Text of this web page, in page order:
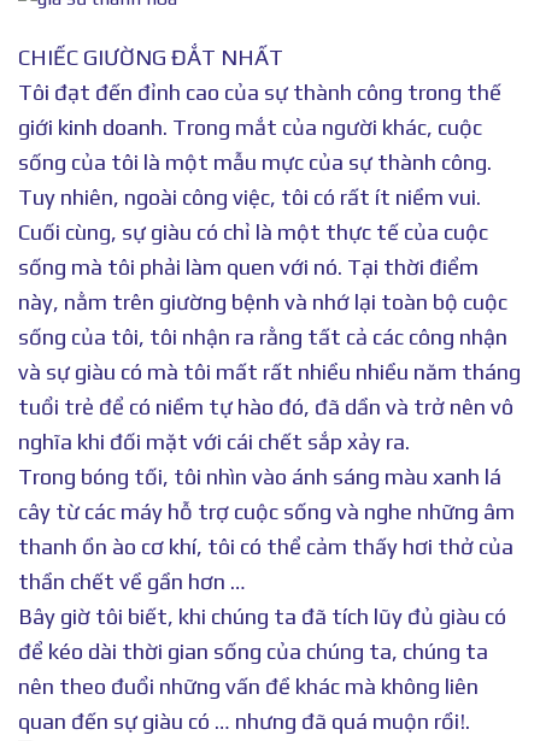
CHIẾC GIƯỜNG ĐẮT NHẤT
Tôi đạt đến đỉnh cao của sự thành công trong thế
giới kinh doanh. Trong mắt của người khác, cuộc
sống của tôi là một mẫu mực của sự thành công.
Tuy nhiên, ngoài công việc, tôi có rất ít niềm vui.
Cuối cùng, sự giàu có chỉ là một thực tế của cuộc
sống mà tôi phải làm quen với nó. Tại thời điểm
này, nằm trên giường bệnh và nhớ lại toàn bộ cuộc
sống của tôi, tôi nhận ra rằng tất cả các công nhận
và sự giàu có mà tôi mất rất nhiều nhiều năm tháng
tuổi trẻ để có niềm tự hào đó, đã dần và trở nên vô
nghĩa khi đối mặt với cái chết sắp xảy ra.
Trong bóng tối, tôi nhìn vào ánh sáng màu xanh lá
cây từ các máy hỗ trợ cuộc sống và nghe những âm
thanh ồn ào cơ khí, tôi có thể cảm thấy hơi thở của
thần chết về gần hơn …
Bây giờ tôi biết, khi chúng ta đã tích lũy đủ giàu có
để kéo dài thời gian sống của chúng ta, chúng ta
nên theo đuổi những vấn đề khác mà không liên
quan đến sự giàu có … nhưng đã quá muộn rồi!.